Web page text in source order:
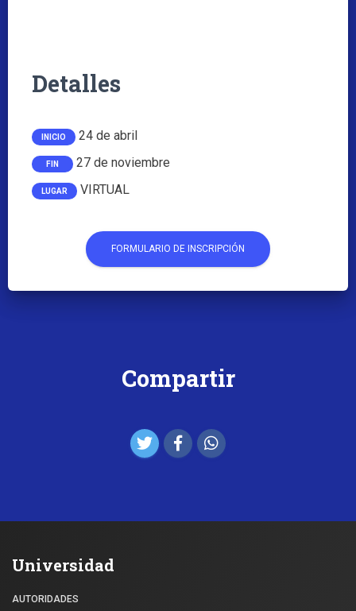
Detalles
INICIO 24 de abril
FIN 27 de noviembre
LUGAR VIRTUAL
FORMULARIO DE INSCRIPCIÓN
Compartir
Universidad
AUTORIDADES